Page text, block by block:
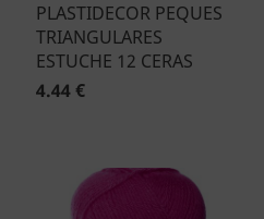
PLASTIDECOR PEQUES
TRIANGULARES
ESTUCHE 12 CERAS
4.44 €